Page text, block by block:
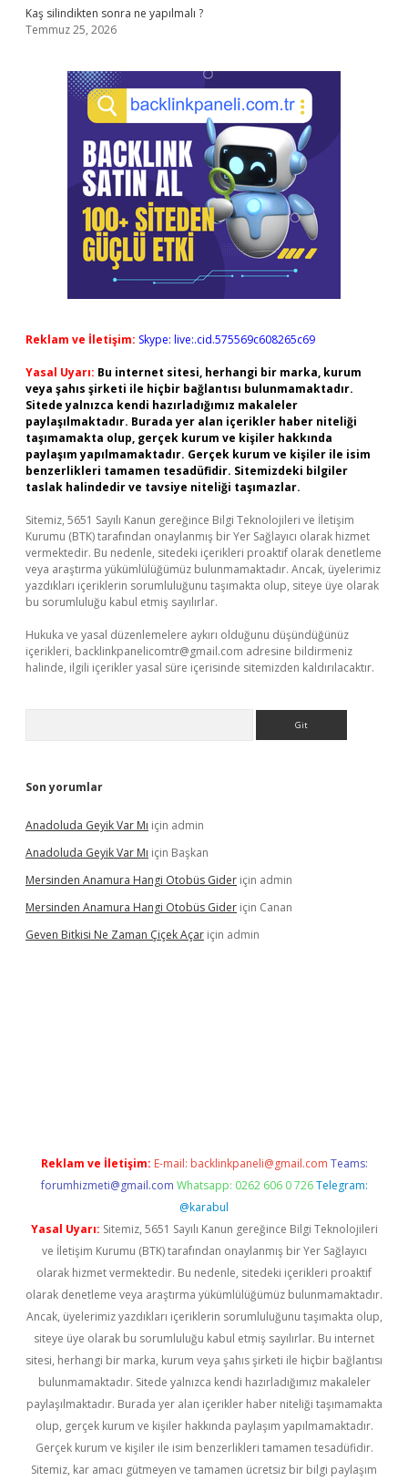
Kaş silindikten sonra ne yapılmalı ?
Temmuz 25, 2026
Reklam ve İletişim: Skype: live:.cid.575569c608265c69
Yasal Uyarı: Bu internet sitesi, herhangi bir marka, kurum
veya şahıs şirketi ile hiçbir bağlantısı bulunmamaktadır.
Sitede yalnızca kendi hazırladığımız makaleler
paylaşılmaktadır. Burada yer alan içerikler haber niteliği
taşımamakta olup, gerçek kurum ve kişiler hakkında
paylaşım yapılmamaktadır. Gerçek kurum ve kişiler ile isim
benzerlikleri tamamen tesadüfidir. Sitemizdeki bilgiler
taslak halindedir ve tavsiye niteliği taşımazlar.
Sitemiz, 5651 Sayılı Kanun gereğince Bilgi Teknolojileri ve İletişim
Kurumu (BTK) tarafından onaylanmış bir Yer Sağlayıcı olarak hizmet
vermektedir. Bu nedenle, sitedeki içerikleri proaktif olarak denetleme
veya araştırma yükümlülüğümüz bulunmamaktadır. Ancak, üyelerimiz
yazdıkları içeriklerin sorumluluğunu taşımakta olup, siteye üye olarak
bu sorumluluğu kabul etmiş sayılırlar.
Hukuka ve yasal düzenlemelere aykırı olduğunu düşündüğünüz
içerikleri, backlinkpanelicomtr@gmail.com adresine bildirmeniz
halinde, ilgili içerikler yasal süre içerisinde sitemizden kaldırılacaktır.
Son yorumlar
Anadoluda Geyik Var Mı için admin
Anadoluda Geyik Var Mı için Başkan
Mersinden Anamura Hangi Otobüs Gider için admin
Mersinden Anamura Hangi Otobüs Gider için Canan
Geven Bitkisi Ne Zaman Çiçek Açar için admin
Reklam ve İletişim: E-mail: backlinkpaneli@gmail.com Teams:
forumhizmeti@gmail.com Whatsapp: 0262 606 0 726 Telegram:
@karabul
Yasal Uyarı: Sitemiz, 5651 Sayılı Kanun gereğince Bilgi Teknolojileri
ve İletişim Kurumu (BTK) tarafından onaylanmış bir Yer Sağlayıcı
olarak hizmet vermektedir. Bu nedenle, sitedeki içerikleri proaktif
olarak denetleme veya araştırma yükümlülüğümüz bulunmamaktadır.
Ancak, üyelerimiz yazdıkları içeriklerin sorumluluğunu taşımakta olup,
siteye üye olarak bu sorumluluğu kabul etmiş sayılırlar. Bu internet
sitesi, herhangi bir marka, kurum veya şahıs şirketi ile hiçbir bağlantısı
bulunmamaktadır. Sitede yalnızca kendi hazırladığımız makaleler
paylaşılmaktadır. Burada yer alan içerikler haber niteliği taşımamakta
olup, gerçek kurum ve kişiler hakkında paylaşım yapılmamaktadır.
Gerçek kurum ve kişiler ile isim benzerlikleri tamamen tesadüfidir.
Sitemiz, kar amacı gütmeyen ve tamamen ücretsiz bir bilgi paylaşım